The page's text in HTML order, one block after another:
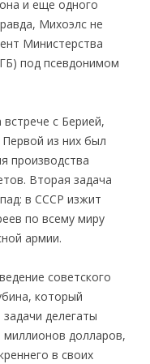
и еще одного
Михоэлс не
Министерства
под псевдонимом
с Берией,
из них был
производства
Вторая задача
в СССР изжит
по всему миру
армии.
советского
который
делегаты
миллионов долларов,
в своих